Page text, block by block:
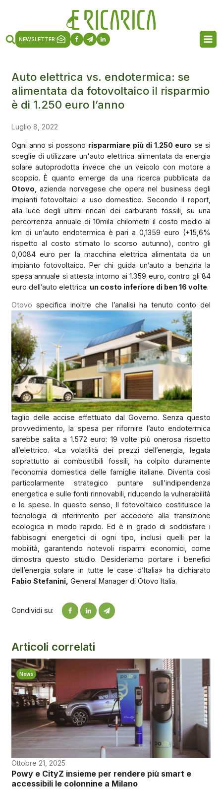
NEWSLETTER
Auto elettrica vs. endotermica: se
alimentata da fotovoltaico il risparmio
è di 1.250 euro l’anno
Luglio 8, 2022
Ogni anno si possono risparmiare più di 1.250 euro se si
sceglie di utilizzare un'auto elettrica alimentata da energia
solare autoprodotta invece che un veicolo con motore a
scoppio. È quanto emerge da una ricerca pubblicata da
Otovo , azienda norvegese che opera nel business degli
impianti fotovoltaici a uso domestico. Secondo il report,
alla luce degli ultimi rincari dei carburanti fossili, su una
percorrenza annuale di 10mila chilometri il costo medio al
km di un’auto endotermica è pari a 0,1359 euro (+15,6%
rispetto al costo stimato lo scorso autunno), contro gli
0,0084 euro per la macchina elettrica alimentata da un
impianto fotovoltaico. Per chi guida un’auto a benzina la
spesa annuale si attesta intorno ai 1.359 euro, contro gli 84
euro dell’auto elettrica: un costo inferiore di ben 16 volte.
Otovo specifica inoltre che l’analisi ha tenuto conto del
taglio delle accise effettuato dal Governo. Senza questo
provvedimento, la spesa per rifornire l’auto endotermica
sarebbe salita a 1.572 euro: 19 volte più onerosa rispetto
all’elettrico. «La volatilità dei prezzi dell’energia, legata
soprattutto ai combustibili fossili, ha colpito duramente
l’economia domestica delle famiglie italiane. Diventa così
particolarmente strategico puntare sull’indipendenza
energetica e sulle fonti rinnovabili, riducendo la vulnerabilità
e le spese. In questo senso, Il fotovoltaico costituisce la
tecnologia di riferimento per accedere alla transizione
ecologica in modo rapido. Ed è in grado di soddisfare i
fabbisogni energetici di ogni tipo, inclusi quelli per la
mobilità, garantendo notevoli risparmi economici, come
dimostra questo studio. Desideriamo portare i benefici
dell’energia solare in tutte le case d’Italia» ha dichiarato
Fabio Stefanini, General Manager di Otovo Italia.
Condividi su:
Articoli correlati
News
Ottobre 21, 2025
Powy e CityZ insieme per rendere più smart e
accessibili le colonnine a Milano